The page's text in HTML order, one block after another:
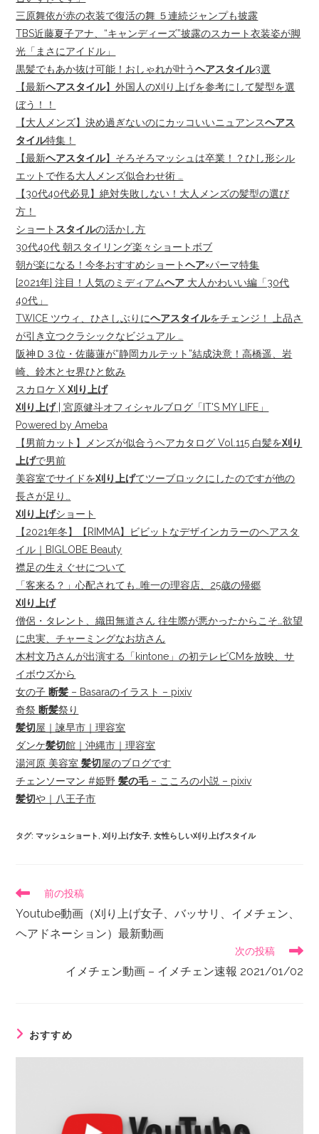
三原舞依が赤の衣装で復活の舞 ５連続ジャンプも披露
TBS近藤夏子アナ、“キャンディーズ”披露のスカート衣装姿が脚
光「まさにアイドル」
黒髪でもあか抜け可能！おしゃれが叶うヘアスタイル3選
【最新ヘアスタイル】外国人の刈り上げを参考にして髪型を選
ぼう！！
【大人メンズ】決め過ぎないのにカッコいいニュアンスヘアス
タイル特集！
【最新ヘアスタイル】そろそろマッシュは卒業！？ひし形シル
エットで作る大人メンズ似合わせ術 …
【30代40代必見】絶対失敗しない！大人メンズの髪型の選び
方！
ショート スタイルの活かし方
30代40代 朝スタイリング楽々ショートボブ
朝が楽になる！今冬おすすめショートヘア×パーマ特集
[2021年} 注目！人気のミディアムヘア 大人かわいい編「30代
40代」
TWICE ツウィ、ひさしぶりにヘアスタイルをチェンジ！ 上品さ
が引き立つクラシックなビジュアル …
阪神Ｄ３位・佐藤蓮が“静岡カルテット”結成決意！高橋遥、岩
崎、鈴木とセ界ひと飲み
スカロケ X刈り上げ
刈り上げ| 宮原健斗オフィシャルブログ「IT'S MY LIFE」
Powered by Ameba
【男前カット】メンズが似合うヘアカタログ Vol.115 白髪を刈り
上げで男前
美容室でサイドを刈り上げてツーブロックにしたのですが他の
長さが足り…
刈り上げショート
【2021年冬】【RIMMA】ビビットなデザインカラーのヘアスタ
イル｜BIGLOBE Beauty
襟足の生えぐせについて
「客来る？」心配されても…唯一の理容店、25歳の帰郷
刈り上げ
僧侶・タレント、織田無道さん 往生際が悪かったからこそ…欲望
に忠実、チャーミングなお坊さん
木村文乃さんが出演する「kintone」の初テレビCMを放映、サ
イボウズから
女の子 断髪 – Basaraのイラスト – pixiv
奇祭 断髪祭り
髪切屋｜諫早市｜理容室
ダンケ髪切館｜沖縄市｜理容室
湯河原 美容室髪切屋のブログです
チェンソーマン #姫野髪の毛– こころの小説 – pixiv
髪切や｜八王子市
タグ:マッシュショート, 刈り上げ女子, 女性らしい刈り上げスタイル
前の投稿
Youtube動画（刈り上げ女子、バッサリ、イメチェン、
ヘアドネーション）最新動画
次の投稿
イメチェン動画 – イメチェン速報 2021/01/02
おすすめ